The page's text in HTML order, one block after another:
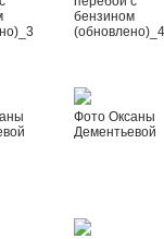
бензином
Фото Оксаны
Дементьевой